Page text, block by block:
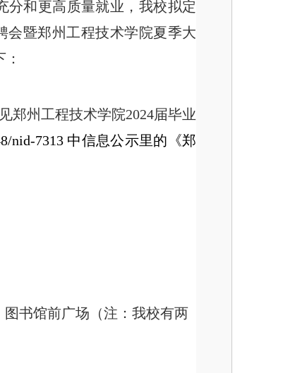
分和更高质量就业，我校拟定
会暨郑州工程技术学院夏季大
郑州工程技术学院2024届毕业
nid-7313 中信息公示里的 《郑
书馆前广场（注：我校有两